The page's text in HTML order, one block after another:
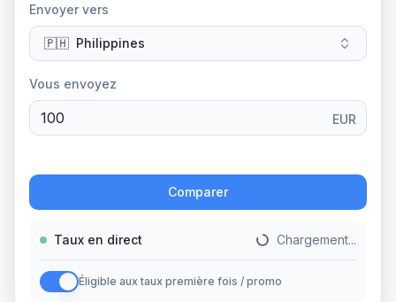
Envoyer vers
🇵🇭 Philippines
Vous envoyez
EUR
Comparer
Taux en direct Chargement...
Éligible aux taux première fois / promo